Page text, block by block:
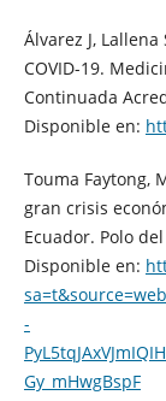
Álvarez J,
COVID-19.
Continuada
Disponible en:
Touma Faytong,
gran crisis
Ecuador. Polo
Disponible en:
-
Gy_mHwgBspF